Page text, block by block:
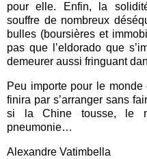
pour elle. Enfin, la
souffre de nombreux
bulles (boursières et
pas que l’eldorado que
demeurer aussi fringuant
Peu importe pour le
finira par s’arranger sans
si la Chine tousse, le
pneumonie…
Alexandre Vatimbella